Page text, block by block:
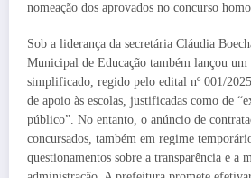
nomeação dos aprovados no concurso
Sob a liderança da secretária Cláudia
Municipal de Educação também lançou um
simplificado, regido pelo edital nº 001/
de apoio às escolas, justificadas como de
público”. No entanto, o anúncio de
concursados, também em regime
questionamentos sobre a transparência e a